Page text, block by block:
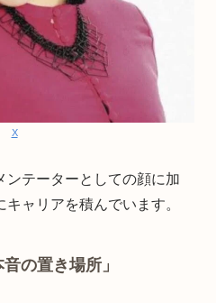
X
ンテーターとしての顔に加
ャリアを積んでいます。
の置き場所」